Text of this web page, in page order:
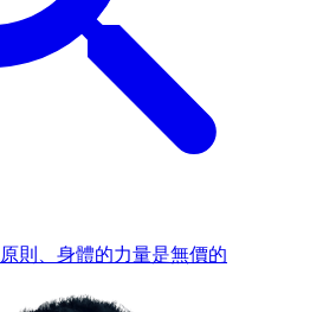
則、身體的力量是無價的